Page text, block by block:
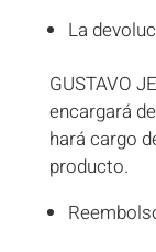
La
GUSTAVO
encargará
hará cargo
producto.